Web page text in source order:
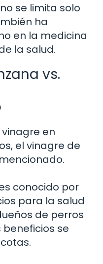
se limita solo
ha
en la medicina
la salud.
vs.
en
el vinagre de
conocido por
para la salud
de perros
se